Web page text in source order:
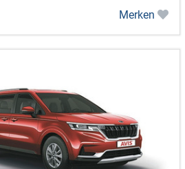
Merken